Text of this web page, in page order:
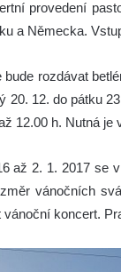
provedení
a Německa.
rozdávat
20. 12. do pátku
12.00 h. Nutná
až 2. 1. 2017 se
vánočních
vánoční koncert.